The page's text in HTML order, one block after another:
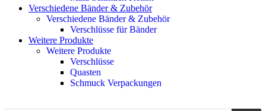
Verschiedene Bänder & Zubehör
Verschiedene Bänder & Zubehör
Verschlüsse für Bänder
Weitere Produkte
Weitere Produkte
Verschlüsse
Quasten
Schmuck Verpackungen